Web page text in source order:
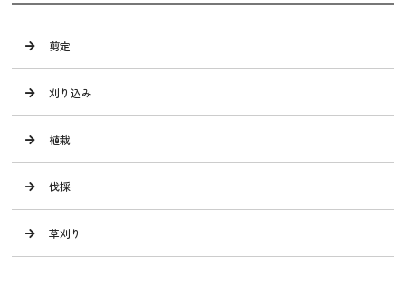
剪定
刈り込み
植栽
伐採
草刈り